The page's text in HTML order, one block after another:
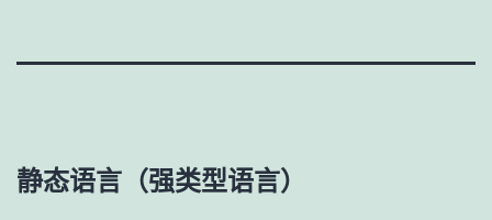
静态语言（强类型语言）